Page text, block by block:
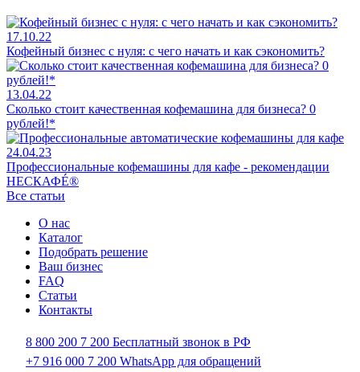
17.10.22
Кофейный бизнес с нуля: с чего начать и как сэкономить?
13.04.22
Сколько стоит качественная кофемашина для бизнеса? 0
рублей!*
24.04.23
Профессиональные кофемашины для кафе - рекомендации
НЕСКАФÉ®
Все статьи
О нас
Каталог
Подобрать решение
Ваш бизнес
FAQ
Статьи
Контакты
8 800 200 7 200 Бесплатный звонок в РФ
+7 916 000 7 200 WhatsApp для обращений